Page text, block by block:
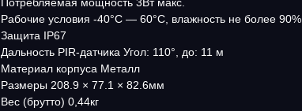
Рабочие условия -40°С — 60°С, влажность не более 90%
Защита IP67
Дальность PIR-датчика Угол: 110°, до: 11 м
Материал корпуса Металл
Размеры 208.9 × 77.1 × 82.6мм
Вес (брутто) 0,44кг